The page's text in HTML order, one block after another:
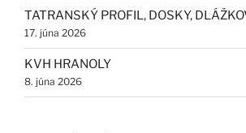
TATRANSKÝ PROFIL, DOSKY,
17. júna 2026
KVH HRANOLY
8. júna 2026